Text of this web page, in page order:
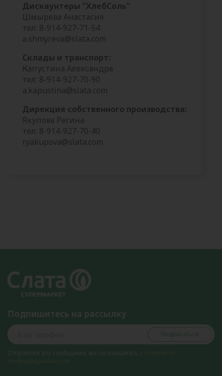
Дискаунтеры "ХлебСоль"
Шмырева Анастасия
тел: 8-914-927-71-54
a.shmyreva@slata.com
Склады и транспорт:
Капустина Александра
тел: 8-914-927-70-90
a.kapustina@slata.com
Дирекция собственного производства:
Якупова Регина
тел: 8-914-927-70-40
r.yakupova@slata.com
Подпишитесь на рассылку
Подписаться
Отправляя это сообщение, вы соглашаетесь с